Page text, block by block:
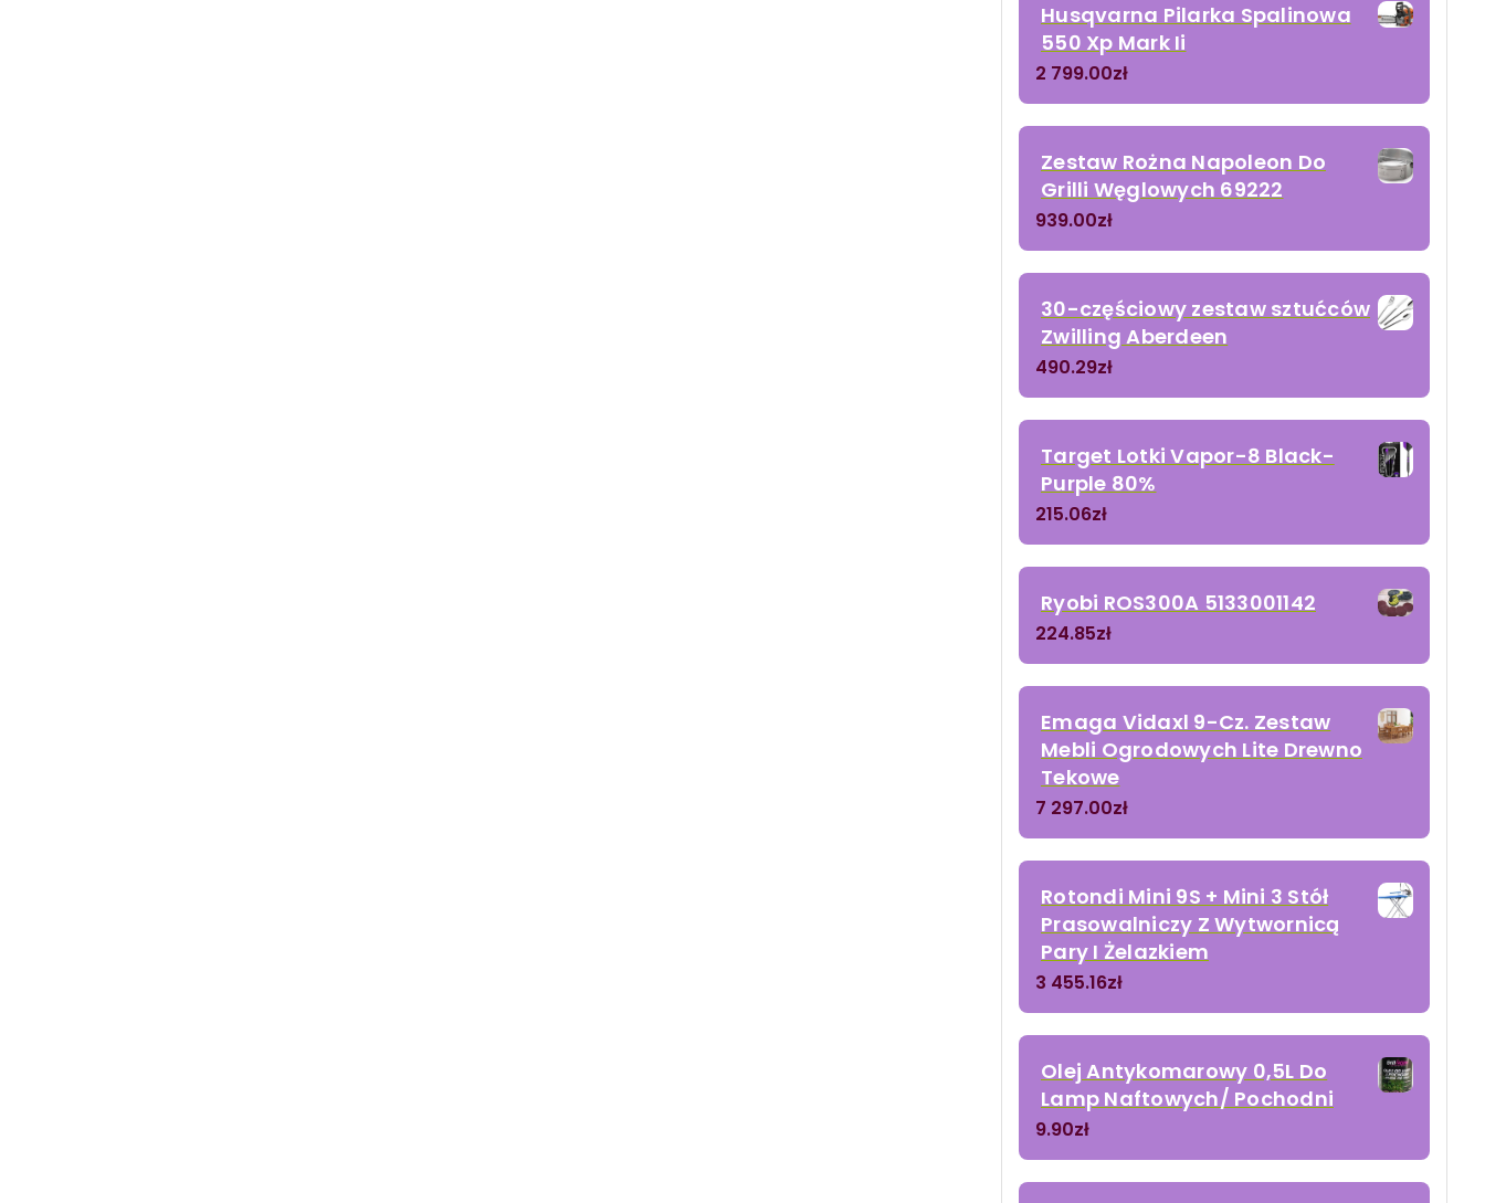
Husqvarna Pilarka Spalinowa
550 Xp Mark Ii
2 799.00zł
Zestaw Rożna Napoleon Do
Grilli Węglowych 69222
939.00zł
30-częściowy zestaw sztućców
Zwilling Aberdeen
490.29zł
Target Lotki Vapor-8 Black-
Purple 80%
215.06zł
Ryobi ROS300A 5133001142
224.85zł
Emaga Vidaxl 9-Cz. Zestaw
Mebli Ogrodowych Lite Drewno
Tekowe
7 297.00zł
Rotondi Mini 9S + Mini 3 Stół
Prasowalniczy Z Wytwornicą
Pary I Żelazkiem
3 455.16zł
Olej Antykomarowy 0,5L Do
Lamp Naftowych/ Pochodni
9.90zł